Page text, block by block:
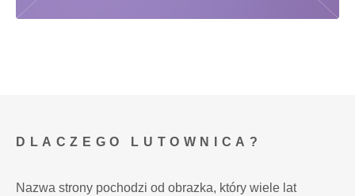
DLACZEGO LUTOWNICA?
Nazwa strony pochodzi od obrazka, który wiele lat